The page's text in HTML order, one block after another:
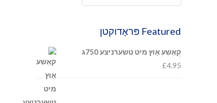
Featured פּראָדוקטן
קאַשע אָוץ מיט טשערניצע 750ג
£4.95